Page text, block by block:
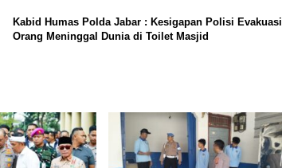
Kabid Humas Polda Jabar : Kesigapan Polisi Evakuasi
Orang Meninggal Dunia di Toilet Masjid